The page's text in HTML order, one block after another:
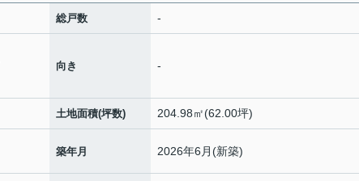
総戸数 -
向き -
土地面積(坪数) 204.98㎡(62.00坪)
築年月 2026年6月(新築)